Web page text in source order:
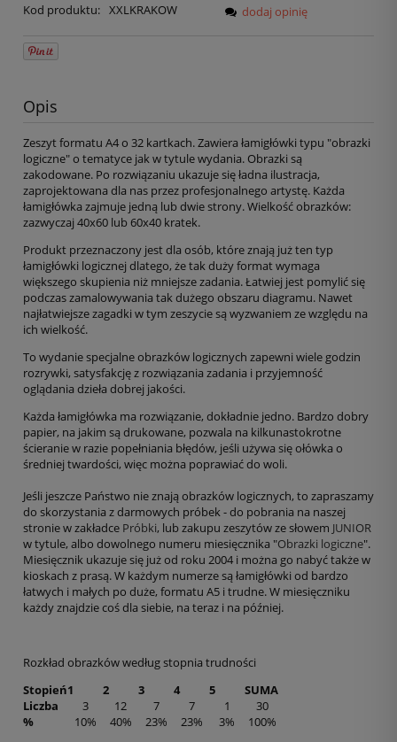
Kod produktu: XXLKRAKOW
dodaj opinię
Opis
Zeszyt formatu A4 o 32 kartkach. Zawiera łamigłówki typu "obrazki
logiczne" o tematyce jak w tytule wydania. Obrazki są
zakodowane. Po rozwiązaniu ukazuje się ładna ilustracja,
zaprojektowana dla nas przez profesjonalnego artystę. Każda
łamigłówka zajmuje jedną lub dwie strony. Wielkość obrazków:
zazwyczaj 40x60 lub 60x40 kratek.
Produkt przeznaczony jest dla osób, które znają już ten typ
łamigłówki logicznej dlatego, że tak duży format wymaga
większego skupienia niż mniejsze zadania. Łatwiej jest pomylić się
podczas zamalowywania tak dużego obszaru diagramu. Nawet
najłatwiejsze zagadki w tym zeszycie są wyzwaniem ze względu na
ich wielkość.
To wydanie specjalne obrazków logicznych zapewni wiele godzin
rozrywki, satysfakcję z rozwiązania zadania i przyjemność
oglądania dzieła dobrej jakości.
Każda łamigłówka ma rozwiązanie, dokładnie jedno. Bardzo dobry
papier, na jakim są drukowane, pozwala na kilkunastokrotne
ścieranie w razie popełniania błędów, jeśli używa się ołówka o
średniej twardości, więc można poprawiać do woli.
Jeśli jeszcze Państwo nie znają obrazków logicznych, to zapraszamy
do skorzystania z darmowych próbek - do pobrania na naszej
stronie w zakładce Próbki, lub zakupu zeszytów ze słowem JUNIOR
w tytule, albo dowolnego numeru miesięcznika "Obrazki logiczne".
Miesięcznik ukazuje się już od roku 2004 i można go nabyć także w
kioskach z prasą. W każdym numerze są łamigłówki od bardzo
łatwych i małych po duże, formatu A5 i trudne. W miesięczniku
każdy znajdzie coś dla siebie, na teraz i na później.
Rozkład obrazków według stopnia trudności
Stopień1 2 3 4 5
SUMA
Liczba
3 12 7 7 1
30
%
10% 40% 23% 23% 3% 100%